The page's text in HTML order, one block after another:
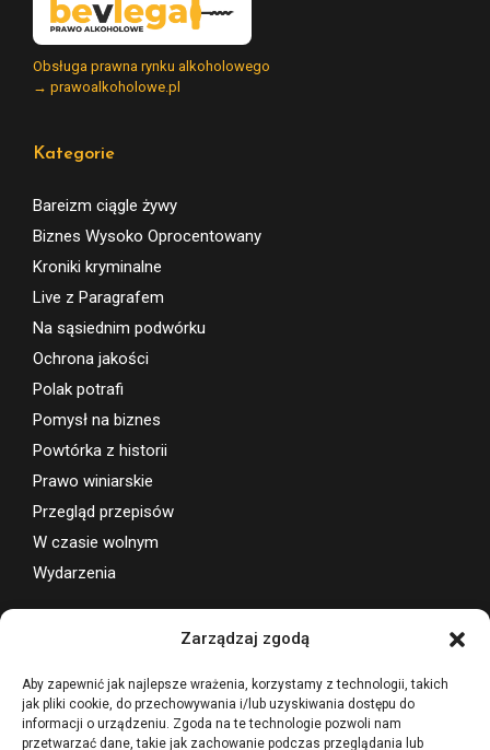
Zarządzaj zgodą
Aby zapewnić jak najlepsze wrażenia, korzystamy z technologii, takich
jak pliki cookie, do przechowywania i/lub uzyskiwania dostępu do
informacji o urządzeniu. Zgoda na te technologie pozwoli nam
przetwarzać dane, takie jak zachowanie podczas przeglądania lub
Obsługa prawna rynku alkoholowego
→ prawoalkoholowe.pl
Kategorie
Bareizm ciągle żywy
Biznes Wysoko Oprocentowany
Kroniki kryminalne
Live z Paragrafem
Na sąsiednim podwórku
Ochrona jakości
Polak potrafi
Pomysł na biznes
Powtórka z historii
Prawo winiarskie
Przegląd przepisów
W czasie wolnym
Wydarzenia